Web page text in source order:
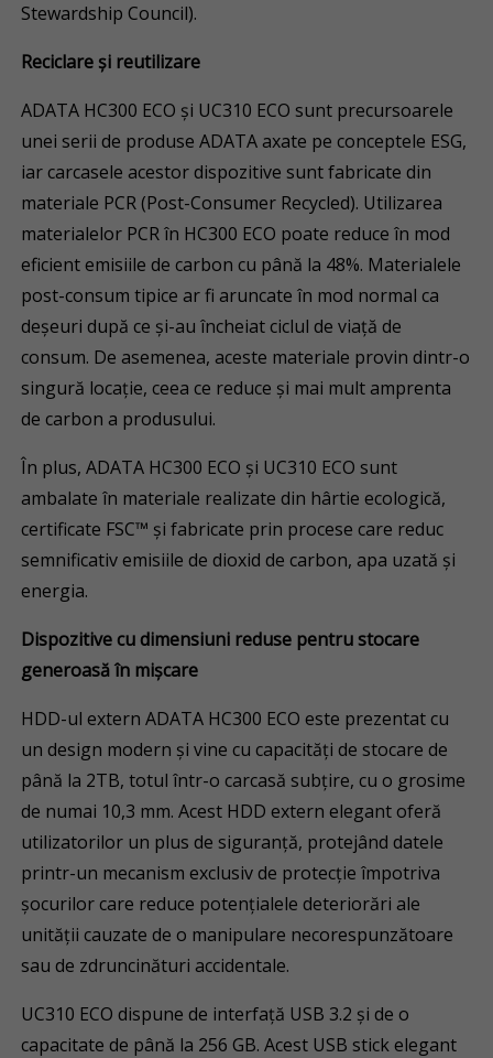
Stewardship Council).
Reciclare și reutilizare
ADATA HC300 ECO și UC310 ECO sunt precursoarele
unei serii de produse ADATA axate pe conceptele ESG,
iar carcasele acestor dispozitive sunt fabricate din
materiale PCR (Post-Consumer Recycled). Utilizarea
materialelor PCR în HC300 ECO poate reduce în mod
eficient emisiile de carbon cu până la 48%. Materialele
post-consum tipice ar fi aruncate în mod normal ca
deșeuri după ce și-au încheiat ciclul de viață de
consum. De asemenea, aceste materiale provin dintr-o
singură locație, ceea ce reduce și mai mult amprenta
de carbon a produsului.
În plus, ADATA HC300 ECO și UC310 ECO sunt
ambalate în materiale realizate din hârtie ecologică,
certificate FSC™ și fabricate prin procese care reduc
semnificativ emisiile de dioxid de carbon, apa uzată și
energia.
Dispozitive cu dimensiuni reduse pentru stocare
generoasă în mișcare
HDD-ul extern ADATA HC300 ECO este prezentat cu
un design modern și vine cu capacități de stocare de
până la 2TB, totul într-o carcasă subțire, cu o grosime
de numai 10,3 mm. Acest HDD extern elegant oferă
utilizatorilor un plus de siguranță, protejând datele
printr-un mecanism exclusiv de protecție împotriva
șocurilor care reduce potențialele deteriorări ale
unității cauzate de o manipulare necorespunzătoare
sau de zdruncinături accidentale.
UC310 ECO dispune de interfață USB 3.2 și de o
capacitate de până la 256 GB. Acest USB stick elegant